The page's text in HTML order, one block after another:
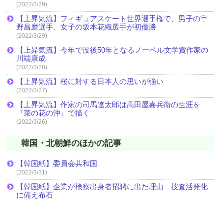
(2022/3/29)
【上昇気流】フィギュアスケート世界選手権で、男子の宇
野昌磨選手、女子の坂本花織選手が初優勝
(2022/3/29)
【上昇気流】今年で没後50年となるノーベル文学賞作家の
川端康成
(2022/3/28)
【上昇気流】桜に対する日本人の思いが強い
(2022/3/27)
【上昇気流】作家の司馬遼太郎は高田屋嘉兵衛の生涯を
『菜の花の沖』で描く
(2022/3/26)
韓国・北朝鮮のほかの記事
【韓国紙】委員会共和国
(2022/3/31)
【韓国紙】企業が検察出身者招聘に出た理由 捜査活発化
に備え布石